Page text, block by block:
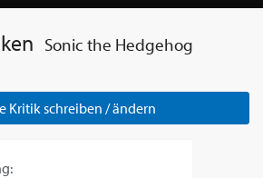
Sonic the Hedgehog
Kritik schreiben / ändern